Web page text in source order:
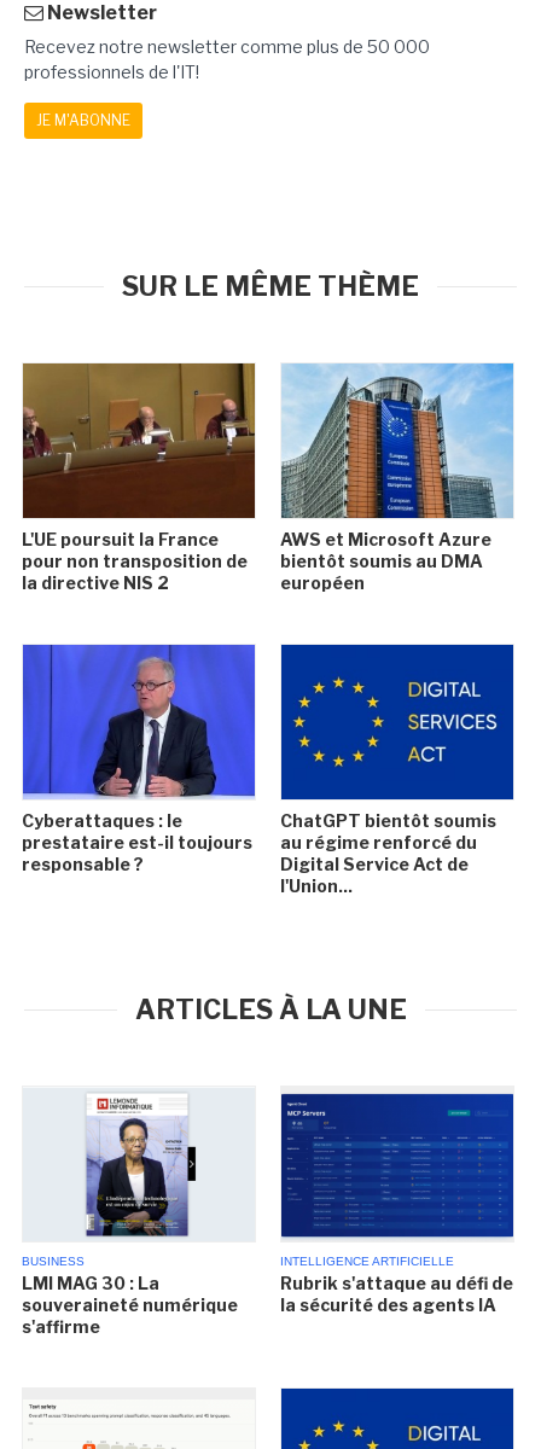
Newsletter
Recevez notre newsletter comme plus de 50 000
professionnels de l'IT!
JE M'ABONNE
SUR LE MÊME THÈME
L'UE poursuit la France
pour non transposition de
la directive NIS 2
AWS et Microsoft Azure
bientôt soumis au DMA
européen
Cyberattaques : le
prestataire est-il toujours
responsable ?
ChatGPT bientôt soumis
au régime renforcé du
Digital Service Act de
l'Union...
ARTICLES À LA UNE
BUSINESS
LMI MAG 30 : La
souveraineté numérique
s'affirme
INTELLIGENCE ARTIFICIELLE
Rubrik s'attaque au défi de
la sécurité des agents IA